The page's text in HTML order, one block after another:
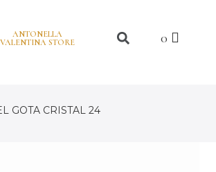
ANTONELLA
VALENTINA STORE
GOTA CRISTAL 24